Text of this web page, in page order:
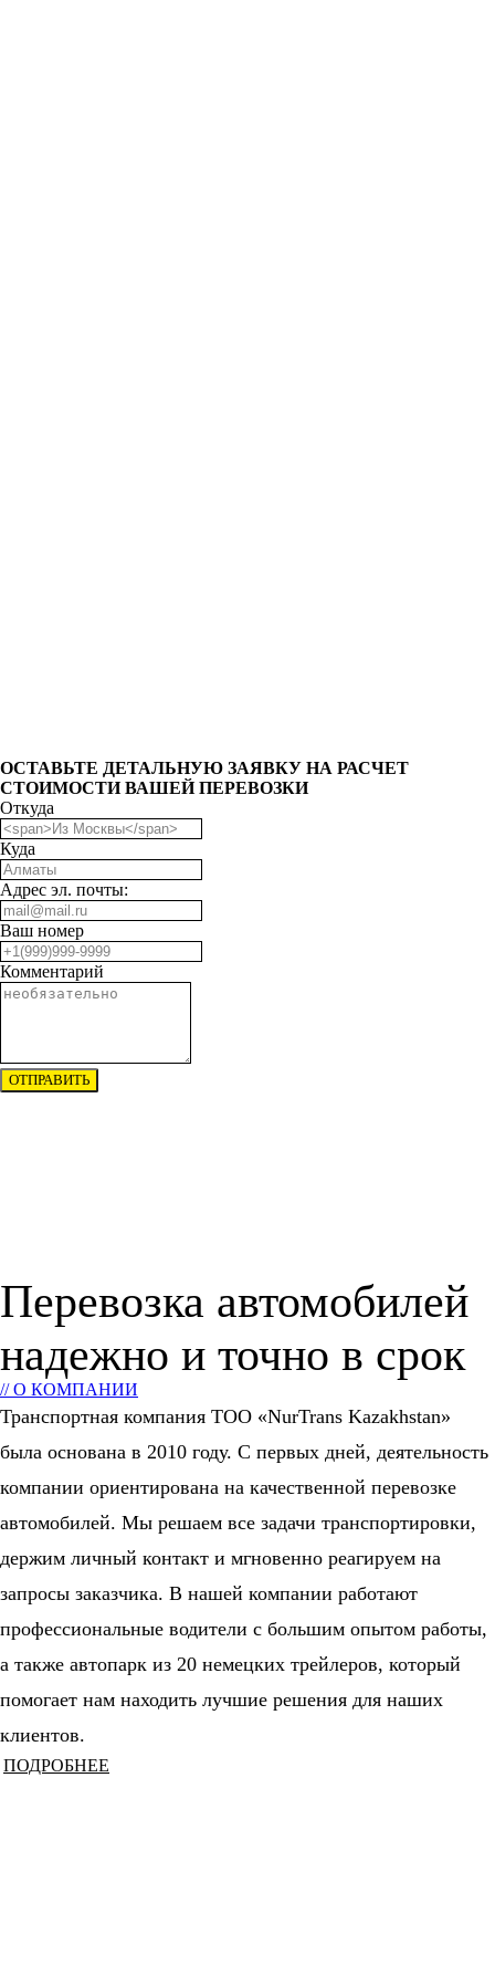
ОCТАВЬТЕ ДЕТАЛЬНУЮ ЗАЯВКУ НА РАСЧЕТ
СТОИМОСТИ ВАШЕЙ ПЕРЕВОЗКИ
Откуда
Куда
Адрес эл. почты:
Ваш номер
Комментарий
ОТПРАВИТЬ
Перевозка автомобилей
надежно и точно в срок
// О КОМПАНИИ
Транспортная компания ТОО «NurTrans Kazakhstan»
была основана в 2010 году. С первых дней, деятельность
компании ориентирована на качественной перевозке
автомобилей. Мы решаем все задачи транспортировки,
держим личный контакт и мгновенно реагируем на
запросы заказчика. В нашей компании работают
профессиональные водители с большим опытом работы,
а также автопарк из 20 немецких трейлеров, который
помогает нам находить лучшие решения для наших
клиентов.
ПОДРОБНЕЕ